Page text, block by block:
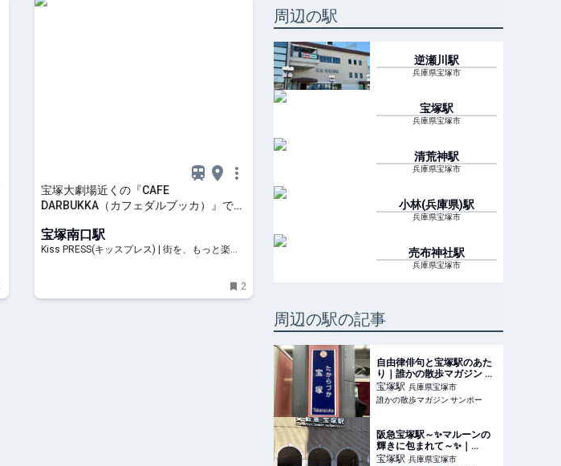
宝塚大劇場近くの『CAFE
DARBUKKA（カフェダルブッカ）』でゆ
宝塚南口駅
Kiss PRESS(キッスプレス) | 街を、もっと楽し
2
周辺の駅
逆瀬川駅
兵庫県宝塚市
宝塚駅
兵庫県宝塚市
清荒神駅
兵庫県宝塚市
小林(兵庫県)駅
兵庫県宝塚市
売布神社駅
兵庫県宝塚市
周辺の駅の記事
自由律俳句と宝塚駅のあた
り｜誰かの散歩マガジン サ
ンポー
宝塚駅 兵庫県宝塚市
誰かの散歩マガジン サンポー
阪急宝塚駅～✨️マルーンの
輝きに包まれて～✨️｜
Happy♡Honey
宝塚駅 兵庫県宝塚市